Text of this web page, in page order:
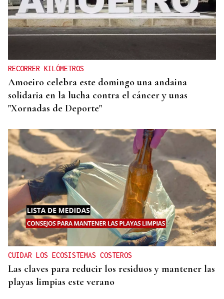
SIGUE LA PRETEMPORADA
La UD Ourense afina su estado de forma ante el
RECORRER KILÓMETROS
Amoeiro celebra este domingo una andaina
solidaria en la lucha contra el cáncer y unas
"Xornadas de Deporte"
CUIDAR LOS ECOSISTEMAS COSTEROS
Las claves para reducir los residuos y mantener las
playas limpias este verano